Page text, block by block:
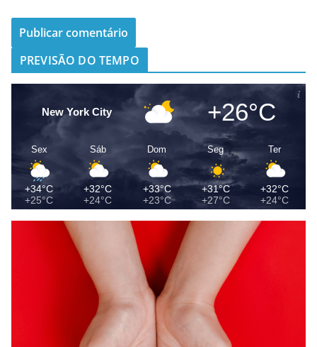
PREVISÃO DO TEMPO
New York City +26°C
Sex
+34°C
+25°C
Sáb
+32°C
+24°C
Dom
+33°C
+23°C
Seg
+31°C
+27°C
Ter
+32°C
+24°C